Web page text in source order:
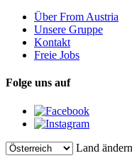
Über From Austria
Unsere Gruppe
Kontakt
Freie Jobs
Folge uns auf
Land ändern